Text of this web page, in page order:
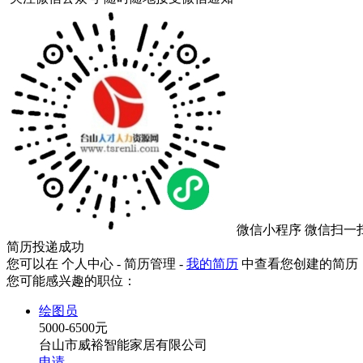
微信小程序 微信扫一
简历投递成功
您可以在 个人中心 - 简历管理 - 我的简历 中查看您创建的简历
您可能感兴趣的职位：
绘图员
5000-6500元
台山市威裕智能家居有限公司